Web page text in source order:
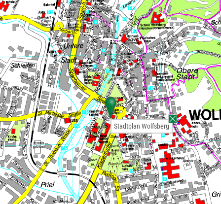
Stadtplan Wolfsberg